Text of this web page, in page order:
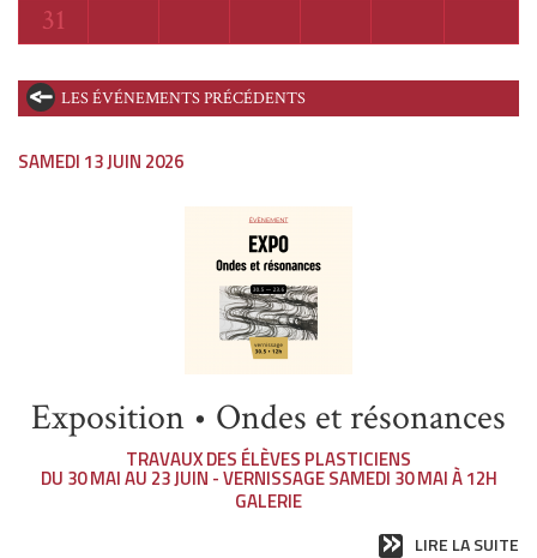
Lundi
31
LES ÉVÉNEMENTS PRÉCÉDENTS
SAMEDI 13 JUIN 2026
Exposition • Ondes et résonances
TRAVAUX DES ÉLÈVES PLASTICIENS
DU 30 MAI AU 23 JUIN - VERNISSAGE SAMEDI 30 MAI À 12H
GALERIE
LIRE LA SUITE